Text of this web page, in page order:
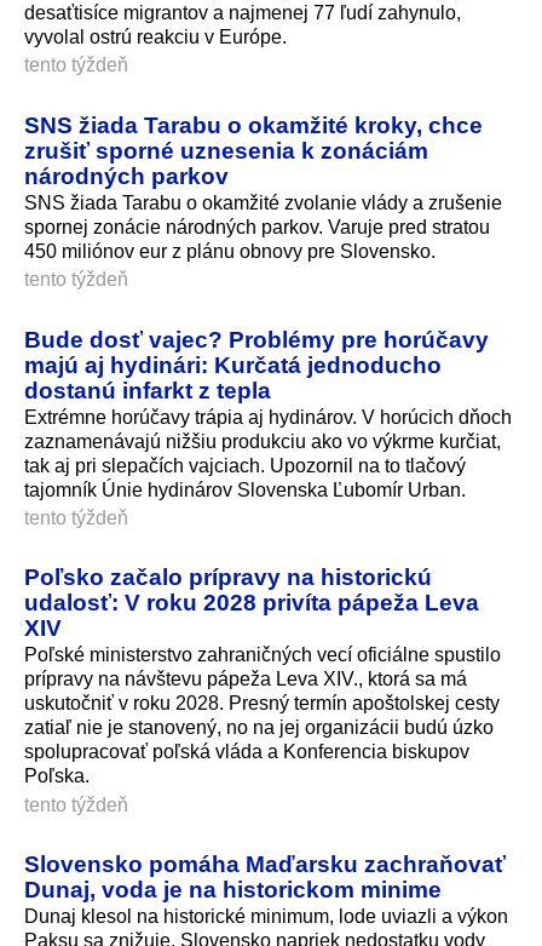
desaťtisíce migrantov a najmenej 77 ľudí zahynulo,
vyvolal ostrú reakciu v Európe.
tento týždeň
SNS žiada Tarabu o okamžité kroky, chce
zrušiť sporné uznesenia k zonáciám
národných parkov
SNS žiada Tarabu o okamžité zvolanie vlády a zrušenie
spornej zonácie národných parkov. Varuje pred stratou
450 miliónov eur z plánu obnovy pre Slovensko.
tento týždeň
Bude dosť vajec? Problémy pre horúčavy
majú aj hydinári: Kurčatá jednoducho
dostanú infarkt z tepla
Extrémne horúčavy trápia aj hydinárov. V horúcich dňoch
zaznamenávajú nižšiu produkciu ako vo výkrme kurčiat,
tak aj pri slepačích vajciach. Upozornil na to tlačový
tajomník Únie hydinárov Slovenska Ľubomír Urban.
tento týždeň
Poľsko začalo prípravy na historickú
udalosť: V roku 2028 privíta pápeža Leva
XIV
Poľské ministerstvo zahraničných vecí oficiálne spustilo
prípravy na návštevu pápeža Leva XIV., ktorá sa má
uskutočniť v roku 2028. Presný termín apoštolskej cesty
zatiaľ nie je stanovený, no na jej organizácii budú úzko
spolupracovať poľská vláda a Konferencia biskupov
Poľska.
tento týždeň
Slovensko pomáha Maďarsku zachraňovať
Dunaj, voda je na historickom minime
Dunaj klesol na historické minimum, lode uviazli a výkon
Paksu sa znižuje. Slovensko napriek nedostatku vody